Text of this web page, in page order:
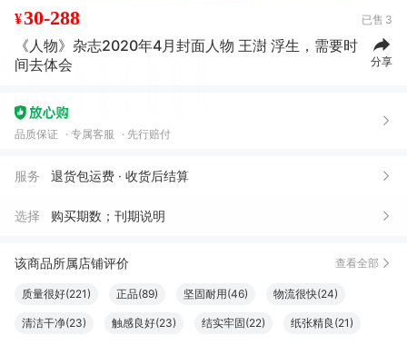
¥30-288 已售 3
《人物》杂志2020年4月封面人物 王澍 浮生，需要时
间去体会
分享
品质保证 专属客服 先行赔付
服务 退货包运费 · 收货后结算
选择 购买期数；刊期说明
该商品所属店铺评价 查看全部
质量很好(221) 正品(89) 坚固耐用(46) 物流很快(24)
清洁干净(23) 触感良好(23) 结实牢固(22) 纸张精良(21)